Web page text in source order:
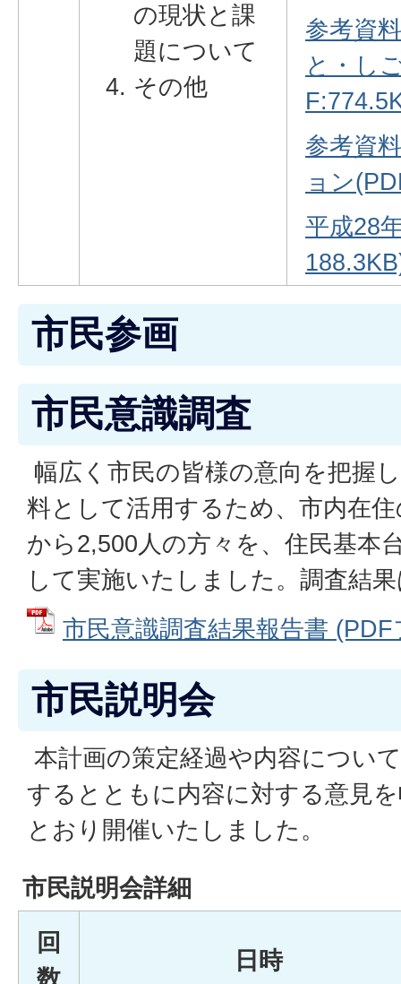
の現状と課
題について
その他
参考資
と・し
参考資
ョン
平成28
市民参画
市民意識調査
幅広く市民の皆様の意向を把握
料として活用するため、市内在
から2,500人の方々を、住民基本
して実施いたしました。調査結
市民意識調査結果報告書
市民説明会
本計画の策定経過や内容につい
するとともに内容に対する意見
とおり開催いたしました。
市民説明会詳細
回
数
日時